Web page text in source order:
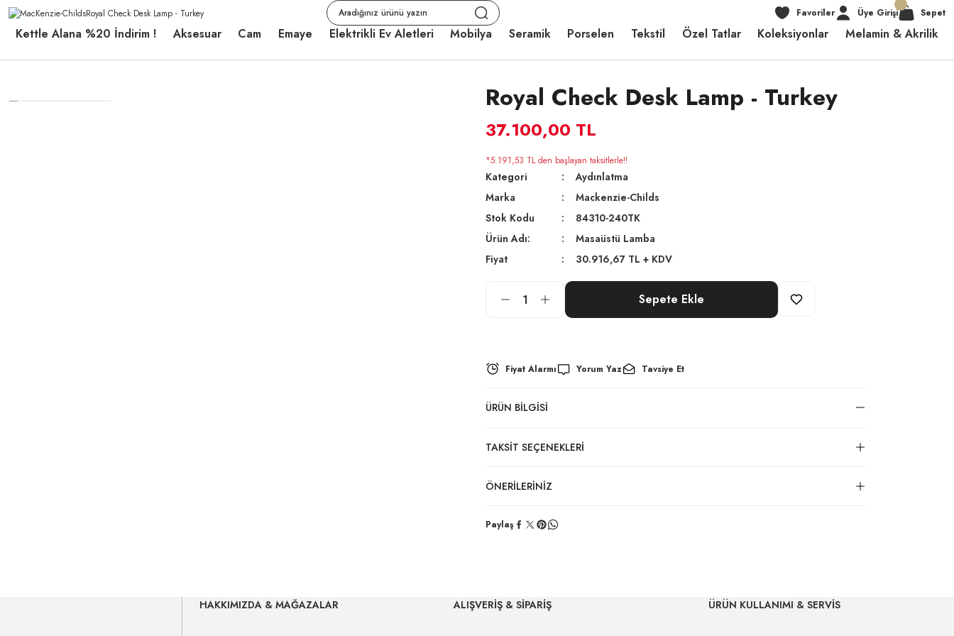
Favoriler Üye Girişi Sepet
Kettle Alana %20 İndirim ! Aksesuar Cam Emaye Elektrikli Ev Aletleri Mobilya Seramik Porselen Tekstil Özel Tatlar Koleksiyonlar Melamin & Akrilik
Royal Check Desk Lamp - Turkey
37.100,00 TL
*5.191,53 TL den başlayan taksitlerle!!
Kategori
Aydınlatma
Marka
Mackenzie-Childs
Stok Kodu
84310-240TK
Ürün Adı:
Masaüstü Lamba
Fiyat
30.916,67 TL + KDV
Sepete Ekle
Fiyat Alarmı Yorum Yaz Tavsiye Et
ÜRÜN BILGISI
TAKSIT SEÇENEKLERI
ÖNERILERINIZ
Paylaş
HAKKIMIZDA & MAĞAZALAR ALIŞVERİŞ & SİPARİŞ ÜRÜN KULLANIMI & SERVİS